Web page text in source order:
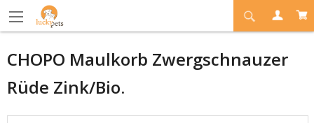
CHOPO Maulkorb Zwergschnauzer
Rüde Zink/Bio.